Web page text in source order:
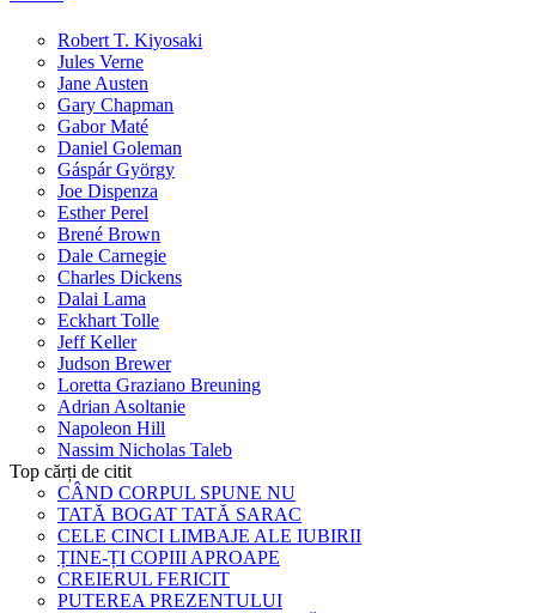
Robert T. Kiyosaki
Jules Verne
Jane Austen
Gary Chapman
Gabor Maté
Daniel Goleman
Gáspár György
Joe Dispenza
Esther Perel
Brené Brown
Dale Carnegie
Charles Dickens
Dalai Lama
Eckhart Tolle
Jeff Keller
Judson Brewer
Loretta Graziano Breuning
Adrian Asoltanie
Napoleon Hill
Nassim Nicholas Taleb
Top cărți de citit
CÂND CORPUL SPUNE NU
TATĂ BOGAT TATĂ SARAC
CELE CINCI LIMBAJE ALE IUBIRII
ȚINE-ȚI COPIII APROAPE
CREIERUL FERICIT
PUTEREA PREZENTULUI